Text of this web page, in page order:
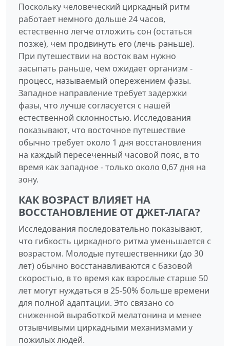
Поскольку человеческий циркадный ритм
работает немного дольше 24 часов,
естественно легче отложить сон (остаться
позже), чем продвинуть его (лечь раньше).
При путешествии на восток вам нужно
засыпать раньше, чем ожидает организм -
процесс, называемый опережением фазы.
Западное направление требует задержки
фазы, что лучше согласуется с нашей
естественной склонностью. Исследования
показывают, что восточное путешествие
обычно требует около 1 дня восстановления
на каждый пересеченный часовой пояс, в то
время как западное - только около 0,67 дня на
зону.
КАК ВОЗРАСТ ВЛИЯЕТ НА
ВОССТАНОВЛЕНИЕ ОТ ДЖЕТ-ЛАГА?
Исследования последовательно показывают,
что гибкость циркадного ритма уменьшается с
возрастом. Молодые путешественники (до 30
лет) обычно восстанавливаются с базовой
скоростью, в то время как взрослые старше 50
лет могут нуждаться в 25-50% больше времени
для полной адаптации. Это связано со
сниженной выработкой мелатонина и менее
отзывчивыми циркадными механизмами у
пожилых людей.